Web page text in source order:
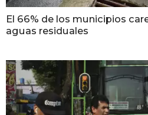
El 66% de los municipios
aguas residuales